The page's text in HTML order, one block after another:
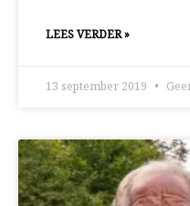
LEES VERDER »
13 september 2019